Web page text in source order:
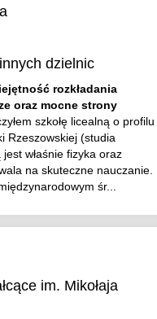
dzielnic
rozkładania
oraz mocne strony
szkołę licealną o profilu
Rzeszowskiej (studia
właśnie fizyka oraz
na skuteczne nauczanie.
śr...
im. Mikołaja